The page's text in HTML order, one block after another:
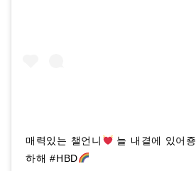
매력있는 챌언니 늘 내곁에 있어죵
하해 #HBD